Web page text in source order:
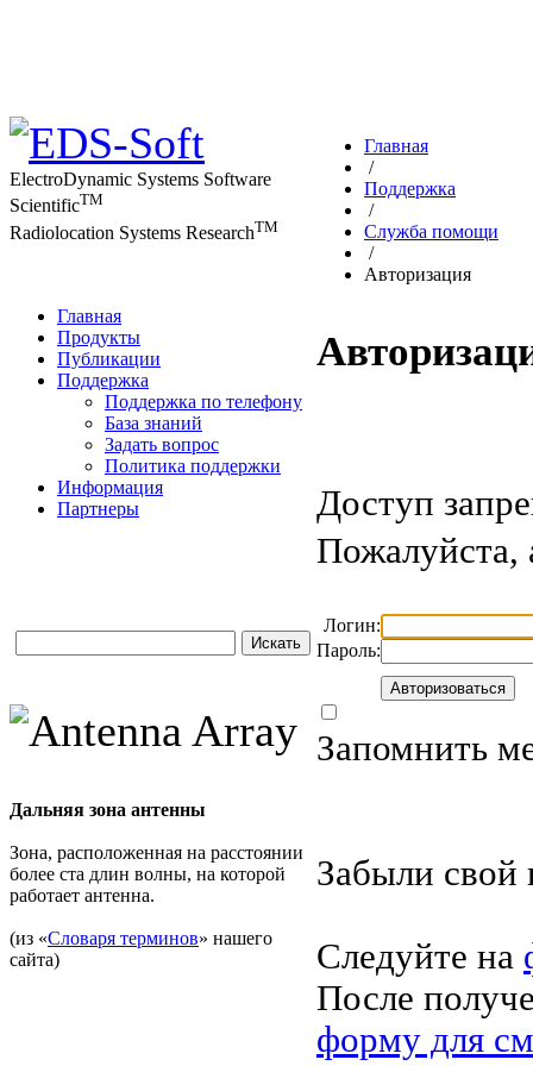
ElectroDynamic Systems Software
ScientificTM
Radiolocation Systems ResearchTM
Главная
Продукты
Публикации
Поддержка
Поддержка по телефону
База знаний
Задать вопрос
Политика поддержки
Информация
Партнеры
Дальняя зона антенны
Зона, расположенная на расстоянии
более ста длин волны, на которой
работает антенна.
(из «Словаря терминов» нашего
сайта)
Главная
/
Поддержка
/
Служба помощи
/
Авторизация
Доступ
Пожалуйста,
Логин:
Пароль:
Запомнить
Забыли свой
Следуйте на
После
форму для